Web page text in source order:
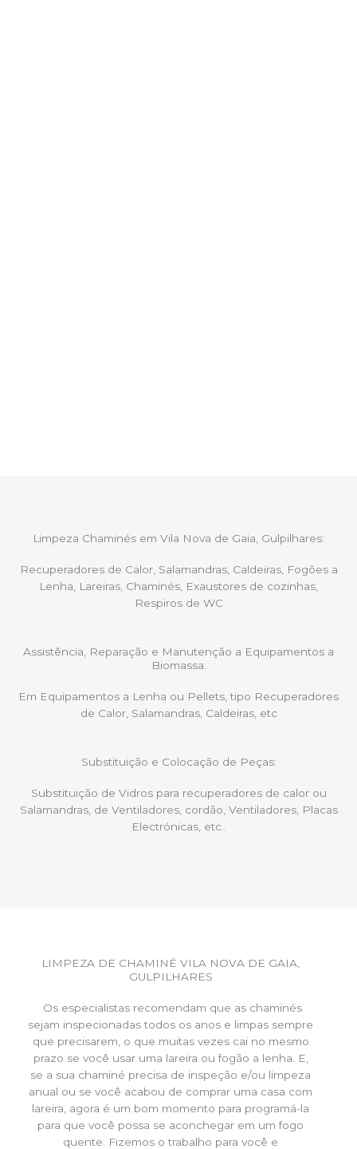
Limpeza Chaminés em Vila Nova de Gaia, Gulpilhares:
Recuperadores de Calor, Salamandras, Caldeiras, Fogões a
Lenha, Lareiras, Chaminés, Exaustores de cozinhas,
Respiros de WC
Assistência, Reparação e Manutenção a Equipamentos a
Biomassa:
Em Equipamentos a Lenha ou Pellets, tipo Recuperadores
de Calor, Salamandras, Caldeiras, etc
Substituição e Colocação de Peças:
Substituição de Vidros para recuperadores de calor ou
Salamandras, de Ventiladores, cordão, Ventiladores, Placas
Electrónicas, etc..
LIMPEZA DE CHAMINÉ VILA NOVA DE GAIA,
GULPILHARES
Os especialistas recomendam que as chaminés
sejam inspecionadas todos os anos e limpas sempre
que precisarem, o que muitas vezes cai no mesmo
prazo se você usar uma lareira ou fogão a lenha. E,
se a sua chaminé precisa de inspeção e/ou limpeza
anual ou se você acabou de comprar uma casa com
lareira, agora é um bom momento para programá-la
para que você possa se aconchegar em um fogo
quente. Fizemos o trabalho para você e